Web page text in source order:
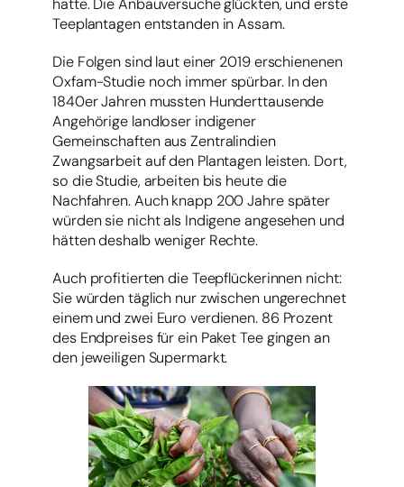
Teeplantagen entstanden in Assam.
Die Folgen sind laut einer 2019 erschienenen
Oxfam-Studie noch immer spürbar. In den
1840er Jahren mussten Hunderttausende
Angehörige landloser indigener
Gemeinschaften aus Zentralindien
Zwangsarbeit auf den Plantagen leisten. Dort,
so die Studie, arbeiten bis heute die
Nachfahren. Auch knapp 200 Jahre später
würden sie nicht als Indigene angesehen und
hätten deshalb weniger Rechte.
Auch profitierten die Teepflückerinnen nicht:
Sie würden täglich nur zwischen ungerechnet
einem und zwei Euro verdienen. 86 Prozent
des Endpreises für ein Paket Tee gingen an
den jeweiligen Supermarkt.